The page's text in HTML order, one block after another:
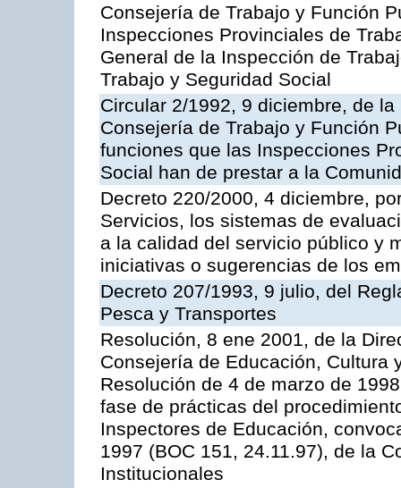
Consejería de Trabajo y Función
Inspecciones Provinciales de
General de la Inspección de
Trabajo y Seguridad Social
Circular 2/1992, 9 diciembre, de
Consejería de Trabajo y Función
funciones que las Inspecciones
Social han de prestar a la
Decreto 220/2000, 4 diciembre,
Servicios, los sistemas de
a la calidad del servicio público y
iniciativas o sugerencias de los
Decreto 207/1993, 9 julio, del
Pesca y Transportes
Resolución, 8 ene 2001, de la
Consejería de Educación, Cultura
Resolución de 4 de marzo de
fase de prácticas del
Inspectores de Educación,
1997 (BOC 151, 24.11.97), de la
Institucionales